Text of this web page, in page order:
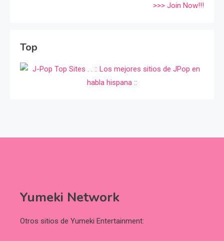
>>> Join Now!!!
Top
Yumeki Network
Otros sitios de Yumeki Entertainment: